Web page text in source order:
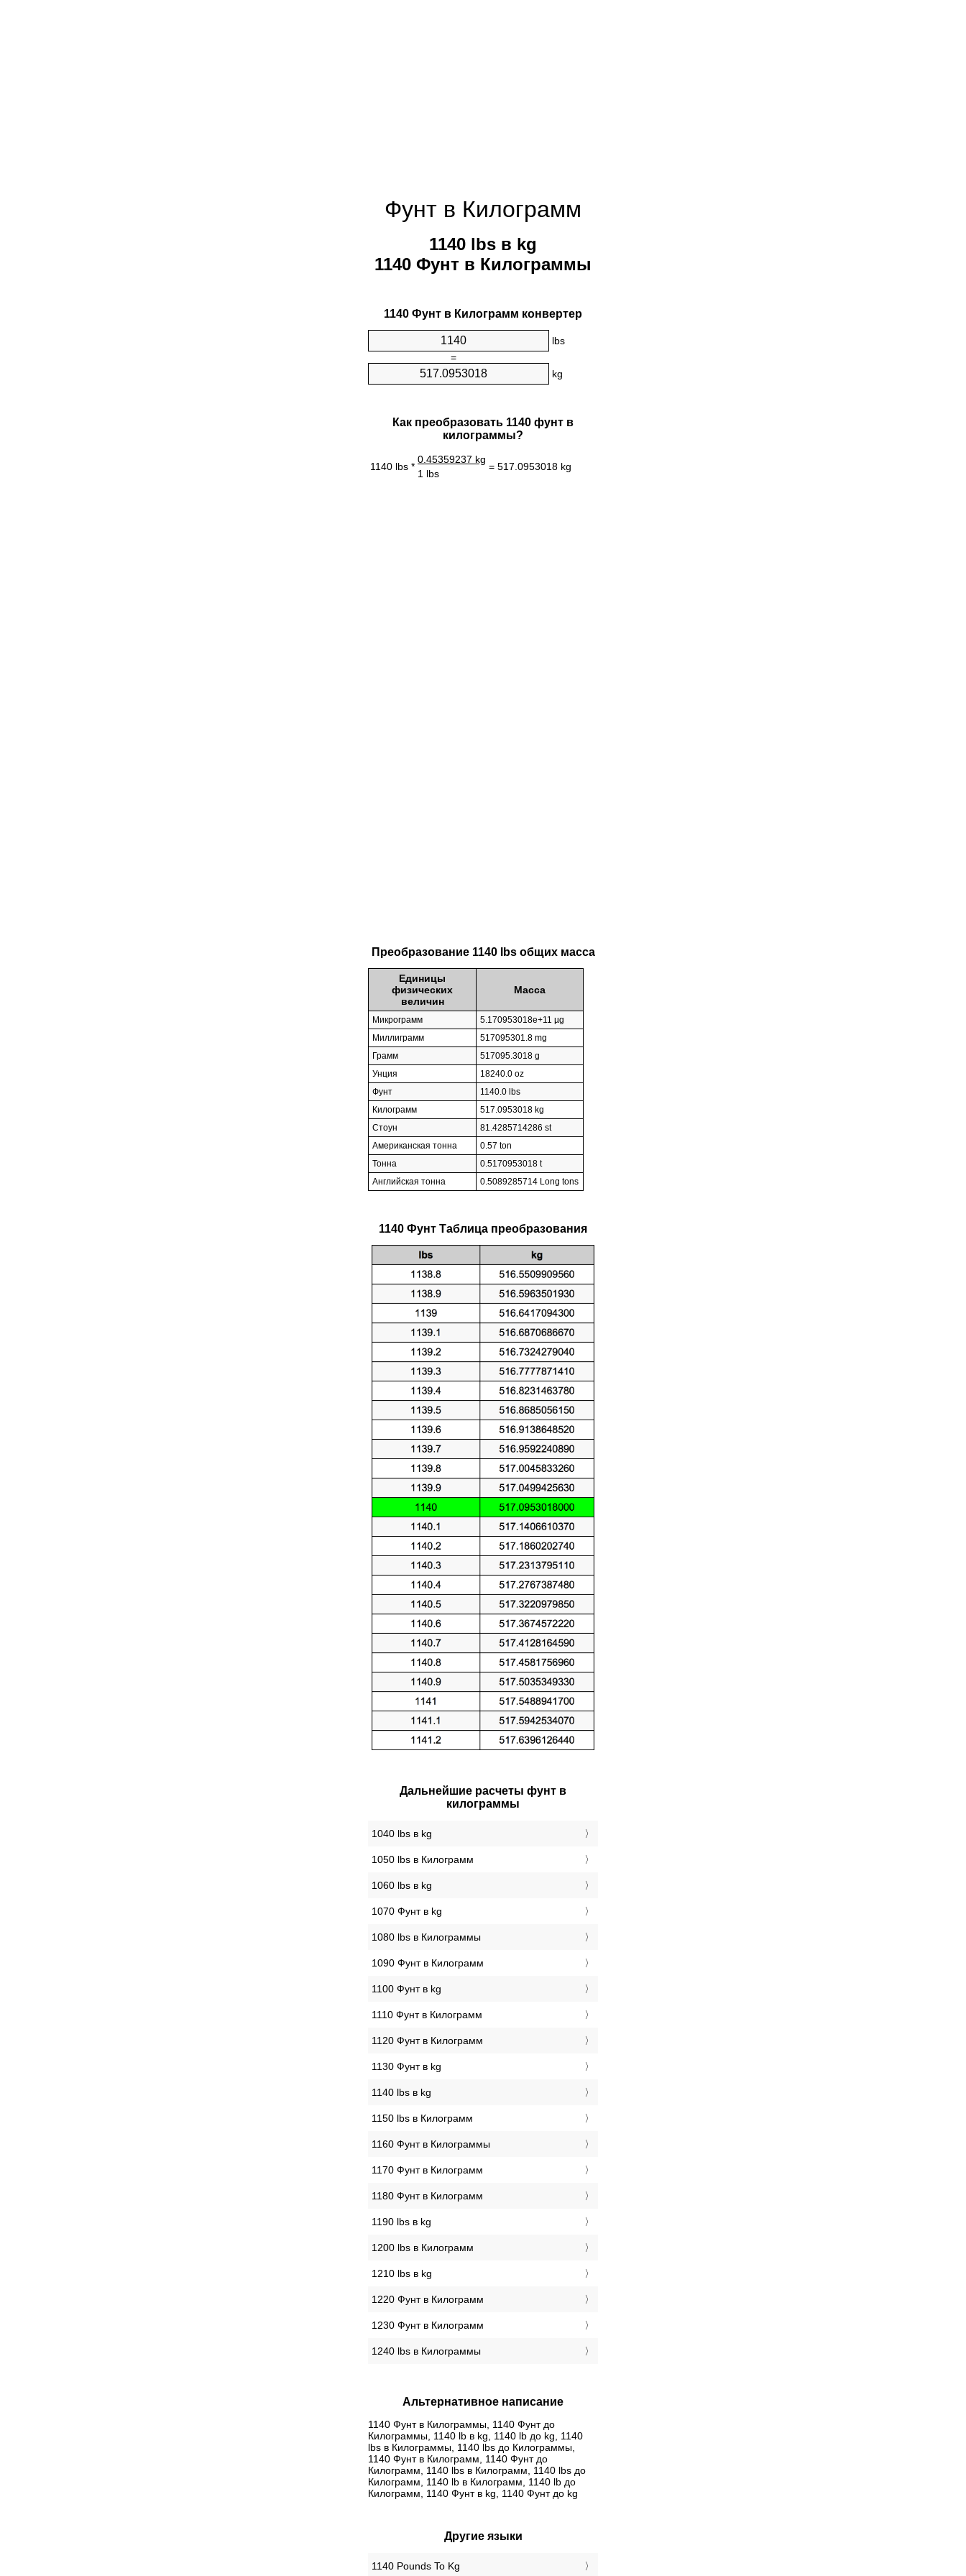
Фунт в Килограмм
1140 lbs в kg
1140 Фунт в Килограммы
1140 Фунт в Килограмм конвертер
lbs
=
kg
Как преобразовать 1140 фунт в
килограммы?
1140 lbs *
0.45359237 kg
= 517.0953018 kg
1 lbs
Преобразование 1140 lbs общих масса
Единицы
физических
величин
Масса
Микрограмм
5.170953018e+11 µg
Миллиграмм
517095301.8 mg
Грамм
517095.3018 g
Унция
18240.0 oz
Фунт
1140.0 lbs
Килограмм
517.0953018 kg
Стоун
81.4285714286 st
Американская тонна
0.57 ton
Тонна
0.5170953018 t
Английская тонна
0.5089285714 Long tons
1140 Фунт Таблица преобразования
Дальнейшие расчеты фунт в
килограммы
1040 lbs в kg
1050 lbs в Килограмм
1060 lbs в kg
1070 Фунт в kg
1080 lbs в Килограммы
1090 Фунт в Килограмм
1100 Фунт в kg
1110 Фунт в Килограмм
1120 Фунт в Килограмм
1130 Фунт в kg
1140 lbs в kg
1150 lbs в Килограмм
1160 Фунт в Килограммы
1170 Фунт в Килограмм
1180 Фунт в Килограмм
1190 lbs в kg
1200 lbs в Килограмм
1210 lbs в kg
1220 Фунт в Килограмм
1230 Фунт в Килограмм
1240 lbs в Килограммы
Альтернативное написание
1140 Фунт в Килограммы, 1140 Фунт до
Килограммы, 1140 lb в kg, 1140 lb до kg, 1140
lbs в Килограммы, 1140 lbs до Килограммы,
1140 Фунт в Килограмм, 1140 Фунт до
Килограмм, 1140 lbs в Килограмм, 1140 lbs до
Килограмм, 1140 lb в Килограмм, 1140 lb до
Килограмм, 1140 Фунт в kg, 1140 Фунт до kg
Другие языки
‎1140 Pounds To Kg